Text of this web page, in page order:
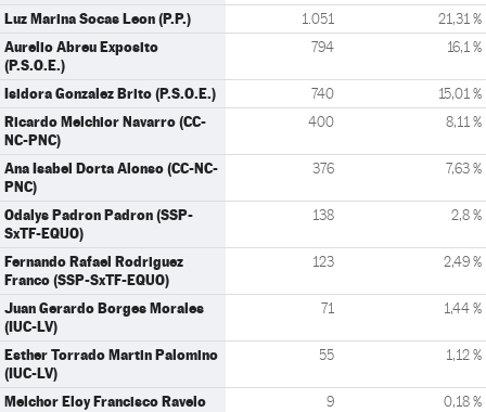
Luz Marina Socas Leon (P.P.) 1.051 21,31 %
Aurelio Abreu Exposito
(P.S.O.E.)
794 16,1 %
Isidora Gonzalez Brito (P.S.O.E.) 740 15,01 %
Ricardo Melchior Navarro (CC-
NC-PNC)
400 8,11 %
Ana Isabel Dorta Alonso (CC-NC-
PNC)
376 7,63 %
Odalys Padron Padron (SSP-
SxTF-EQUO)
138 2,8 %
Fernando Rafael Rodriguez
Franco (SSP-SxTF-EQUO)
123 2,49 %
Juan Gerardo Borges Morales
(IUC-LV)
71 1,44 %
Esther Torrado Martin Palomino
(IUC-LV)
55 1,12 %
Melchor Eloy Francisco Ravelo
9 0,18 %